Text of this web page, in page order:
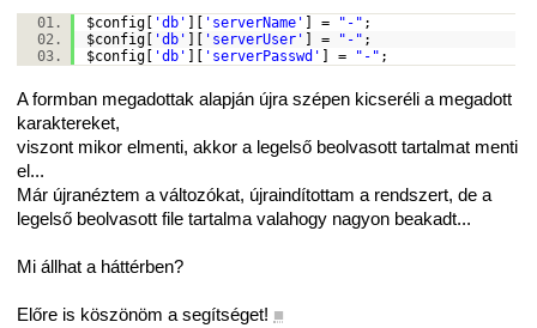
$config 'db' 'serverName' ] = "-" ;
$config
'db' 'serverUser' ] = "-" ;
$config
'db' 'serverPasswd' ] = "-" ;
A formban megadottak alapján újra szépen kicseréli a megadott
karaktereket,
viszont mikor elmenti, akkor a legelső beolvasott tartalmat menti
el...
Már újranéztem a változókat, újraindítottam a rendszert, de a
legelső beolvasott file tartalma valahogy nagyon beakadt...
Mi állhat a háttérben?
Előre is köszönöm a segítséget! ■